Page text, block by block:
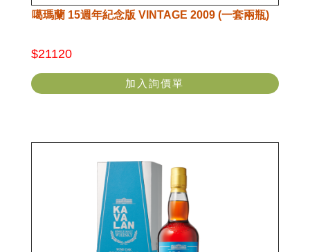
噶瑪蘭 15週年紀念版 VINTAGE 2009 (一套兩瓶)
$21120
加入詢價單